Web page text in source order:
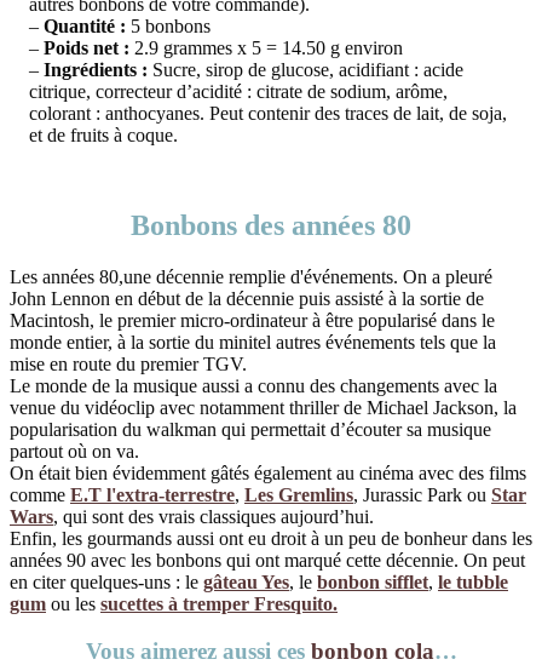
autres bonbons de votre commande).
– Quantité : 5 bonbons
– Poids net : 2.9 grammes x 5 = 14.50 g environ
– Ingrédients : Sucre, sirop de glucose, acidifiant : acide
citrique, correcteur d’acidité : citrate de sodium, arôme,
colorant : anthocyanes. Peut contenir des traces de lait, de soja,
et de fruits à coque.
Bonbons des années 80
Les années 80,une décennie remplie d'événements. On a pleuré
John Lennon en début de la décennie puis assisté à la sortie de
Macintosh, le premier micro-ordinateur à être popularisé dans le
monde entier, à la sortie du minitel autres événements tels que la
mise en route du premier TGV.
Le monde de la musique aussi a connu des changements avec la
venue du vidéoclip avec notamment thriller de Michael Jackson, la
popularisation du walkman qui permettait d’écouter sa musique
partout où on va.
On était bien évidemment gâtés également au cinéma avec des films
comme E.T l'extra-terrestre, Les Gremlins, Jurassic Park ou Star
Wars, qui sont des vrais classiques aujourd’hui.
Enfin, les gourmands aussi ont eu droit à un peu de bonheur dans les
années 90 avec les bonbons qui ont marqué cette décennie. On peut
en citer quelques-uns : le gâteau Yes, le bonbon sifflet, le tubble
gum ou les sucettes à tremper Fresquito.
Vous aimerez aussi ces bonbon cola…